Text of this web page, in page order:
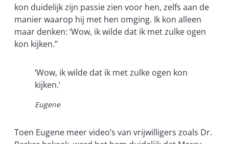
kon duidelijk zijn passie zien voor hen, zelfs aan de
manier waarop hij met hen omging. Ik kon alleen
maar denken: ‘Wow, ik wilde dat ik met zulke ogen
kon kijken.’’
‘Wow, ik wilde dat ik met zulke ogen kon
kijken.’
Eugene
Toen Eugene meer video’s van vrijwilligers zoals Dr.